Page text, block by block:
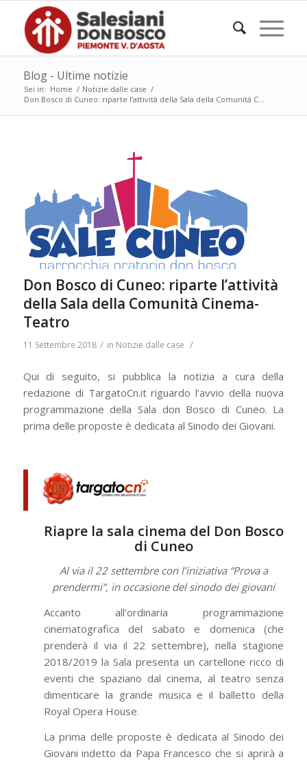
Blog - Ultime notizie
Sei in: Home / Notizie dalle case /
Don Bosco di Cuneo: riparte l’attività della Sala della Comunità C...
Don Bosco di Cuneo: riparte l’attività
della Sala della Comunità Cinema-
Teatro
11 Settembre 2018 / in Notizie dalle case /
Qui di seguito, si pubblica la notizia a cura della
redazione di TargatoCn.it riguardo l’avvio della nuova
programmazione della Sala don Bosco di Cuneo. La
prima delle proposte è dedicata al Sinodo dei Giovani.
Riapre la sala cinema del Don Bosco
di Cuneo
Al via il 22 settembre con l’iniziativa “Prova a
prendermi”, in occasione del sinodo dei giovani
Accanto all’ordinaria programmazione
cinematografica del sabato e domenica (che
prenderà il via il 22 settembre), nella stagione
2018/2019 la Sala presenta un cartellone ricco di
eventi che spaziano dal cinema, al teatro senza
dimenticare la grande musica e il balletto della
Royal Opera House.
La prima delle proposte è dedicata al Sinodo dei
Giovani indetto da Papa Francesco che si aprirà a